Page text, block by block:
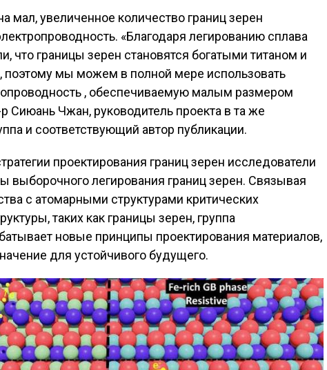
мал, увеличенное количество границ зерен
«Благодаря легированию сплава
что границы зерен становятся богатыми титаном и
поэтому мы можем в полной мере использовать
, обеспечиваемую малым размером
Сиюань Чжан, руководитель проекта в та же
и соответствующий автор публикации.
проектирования границ зерен исследователи
выборочного легирования границ зерен. Связывая
с атомарными структурами критических
таких как границы зерен, группа
новые принципы проектирования материалов,
для устойчивого будущего.